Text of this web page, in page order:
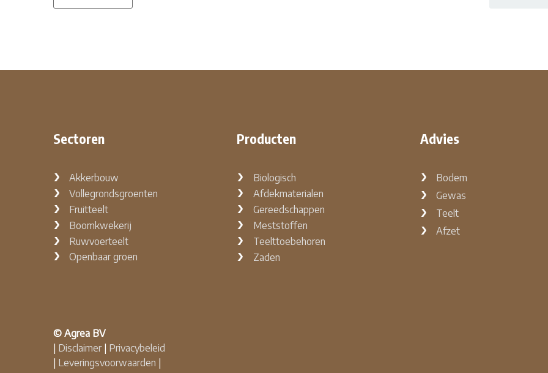
Sectoren
Akkerbouw
Vollegrondsgroenten
Fruitteelt
Boomkwekerij
Ruwvoerteelt
Openbaar groen
© Agrea BV
Disclaimer| Privacybeleid
Leveringsvoorwaarden
Producten
Biologisch
Afdekmaterialen
Gereedschappen
Meststoffen
Teelttoebehoren
Zaden
Advies
Bodem
Gewas
Teelt
Afzet